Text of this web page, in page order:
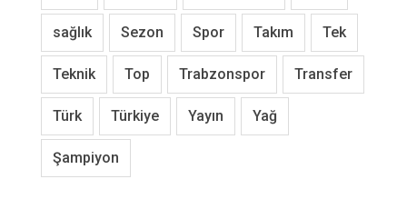
sağlık Sezon Spor Takım Tek
Teknik Top Trabzonspor Transfer
Türk Türkiye Yayın Yağ
Şampiyon